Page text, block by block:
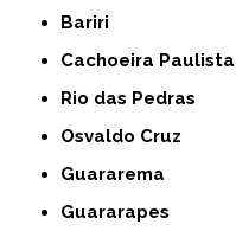
Bariri
Cachoeira Paulista
Rio das Pedras
Osvaldo Cruz
Guararema
Guararapes